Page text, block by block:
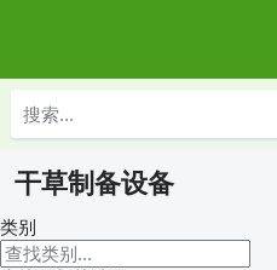
干草制备设备
类别